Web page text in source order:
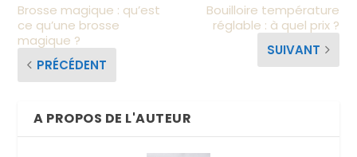
Brosse magique : qu’est
ce qu’une brosse
magique ?
PRÉCÉDENT
Bouilloire température
réglable : à quel prix ?
SUIVANT
A PROPOS DE L'AUTEUR